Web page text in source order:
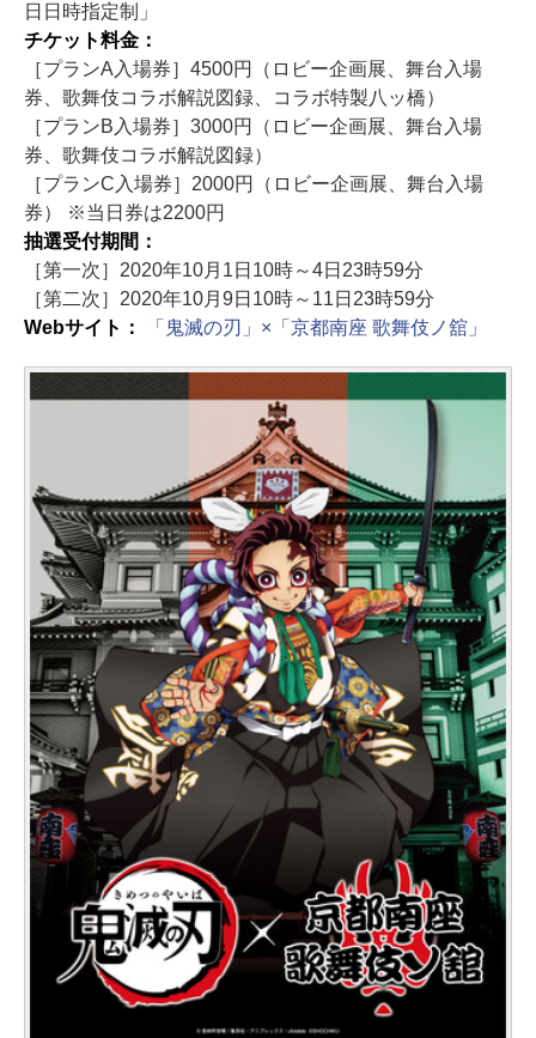
日日時指定制」
チケット料金：
［プランA入場券］4500円（ロビー企画展、舞台入場
券、歌舞伎コラボ解説図録、コラボ特製八ッ橋）
［プランB入場券］3000円（ロビー企画展、舞台入場
券、歌舞伎コラボ解説図録）
［プランC入場券］2000円（ロビー企画展、舞台入場
券） ※当日券は2200円
抽選受付期間：
［第一次］2020年10月1日10時～4日23時59分
［第二次］2020年10月9日10時～11日23時59分
Webサイト：
「鬼滅の刃」×「京都南座 歌舞伎ノ舘」